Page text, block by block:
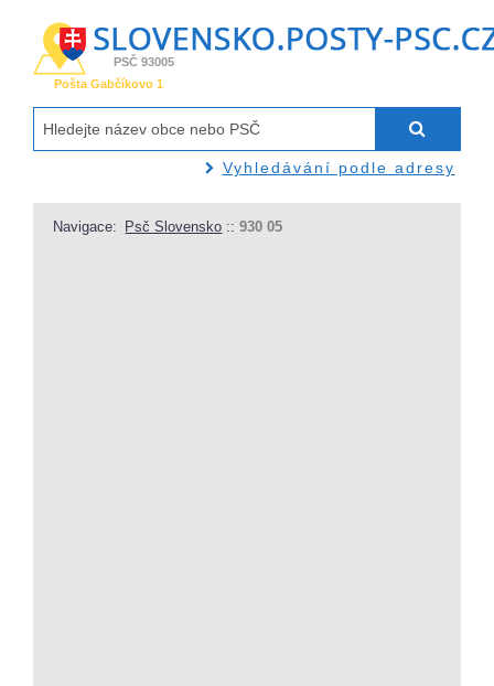
PSČ 93005
Pošta Gabčíkovo 1
Vyhledávání podle adresy
Navigace: Psč Slovensko ::930 05